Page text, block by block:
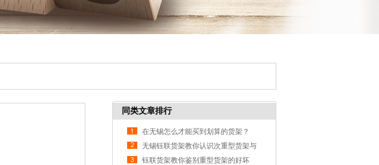
同类文章排行
在无锡怎么才能买到划算的货架？
无锡钰联货架教你认识次重型货架与
重型货架
钰联货架教你鉴别重型货架的好坏